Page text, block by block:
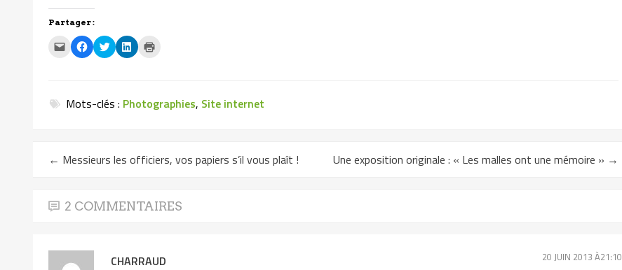
Partager :
Cliquez
pour
envoyer
un
ami(ouvre
Cliquez
pour
partager
nouvelle
fenêtre)
Cliquez
pour
partager
nouvelle
fenêtre)
Cliquez
pour
nouvelle
fenêtre)
Mots-clés : Photographies, Site internet
← Messieurs les officiers, vos papiers s’il vous plaît ! Une exposition originale : « Les malles ont une mémoire » →
2 COMMENTAIRES
CHARRAUD 20 JUIN 2013 À21:10